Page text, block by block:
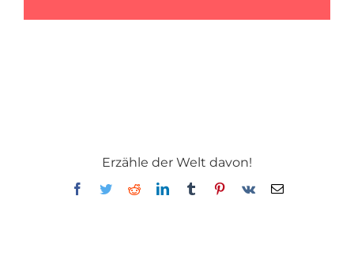
Erzähle der Welt davon!
Facebook
TwitterRedditLinkedInTumblrPinterest
Vk
E-